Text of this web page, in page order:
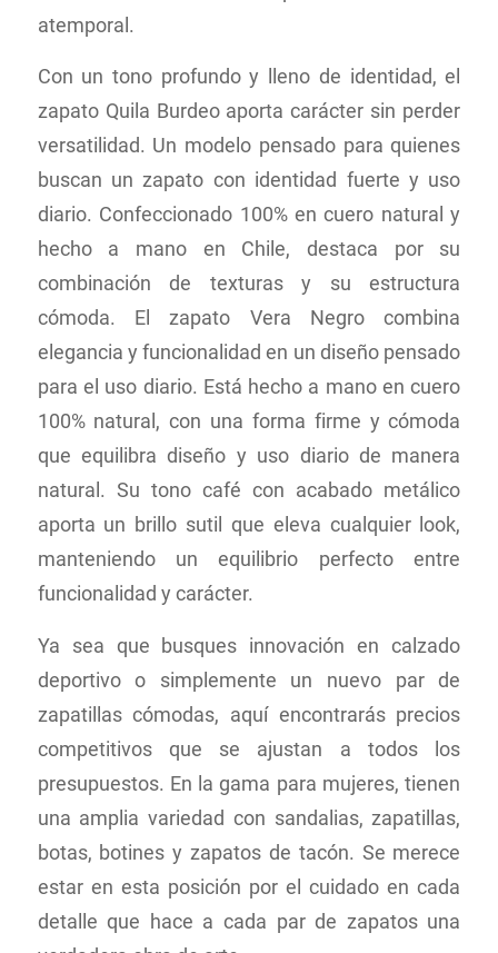
atemporal.
Con un tono profundo y lleno de identidad, el
zapato Quila Burdeo aporta carácter sin perder
versatilidad. Un modelo pensado para quienes
buscan un zapato con identidad fuerte y uso
diario. Confeccionado 100% en cuero natural y
hecho a mano en Chile, destaca por su
combinación de texturas y su estructura
cómoda. El zapato Vera Negro combina
elegancia y funcionalidad en un diseño pensado
para el uso diario. Está hecho a mano en cuero
100% natural, con una forma firme y cómoda
que equilibra diseño y uso diario de manera
natural. Su tono café con acabado metálico
aporta un brillo sutil que eleva cualquier look,
manteniendo un equilibrio perfecto entre
funcionalidad y carácter.
Ya sea que busques innovación en calzado
deportivo o simplemente un nuevo par de
zapatillas cómodas, aquí encontrarás precios
competitivos que se ajustan a todos los
presupuestos. En la gama para mujeres, tienen
una amplia variedad con sandalias, zapatillas,
botas, botines y zapatos de tacón. Se merece
estar en esta posición por el cuidado en cada
detalle que hace a cada par de zapatos una